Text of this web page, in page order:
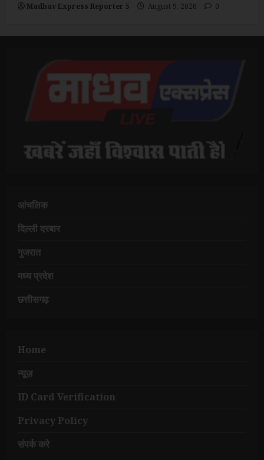
Madhav Express Reporter 5 August 9, 2026 0
आंचलिक
दिल्ली दरबार
गुजरात
मध्य प्रदेश
छत्तीसगढ़
Home
न्यूज़
ID Card Verification
Privacy Policy
संपर्क करे